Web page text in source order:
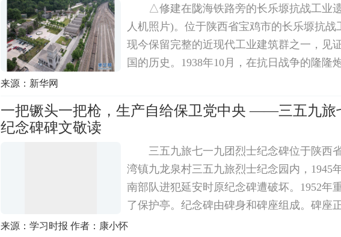
△修建在陇海铁路旁的长乐塬抗战工业
人机照片)。位于陕西省宝鸡市的长乐塬抗战
现今保留完整的近现代工业建筑群之一，见
国的历史。1938年10月，在抗日战争的隆隆
15户企业从沿海地区内迁至宝鸡。为避免纱
来源：新华网
一把镢头一把枪，生产自给保卫党中央 ——三五九旅
纪念碑碑文敬读
三五九旅七一九团烈士纪念碑位于陕西
湾镇九龙泉村三五九旅烈士纪念园内，1945
南部队进犯延安时原纪念碑遭破坏。1952年
了保护亭。纪念碑由碑身和碑座组成。碑座
稻穗、书以及1945等组成的图案。枪和镢头
来源：学习时报 作者：康小怀